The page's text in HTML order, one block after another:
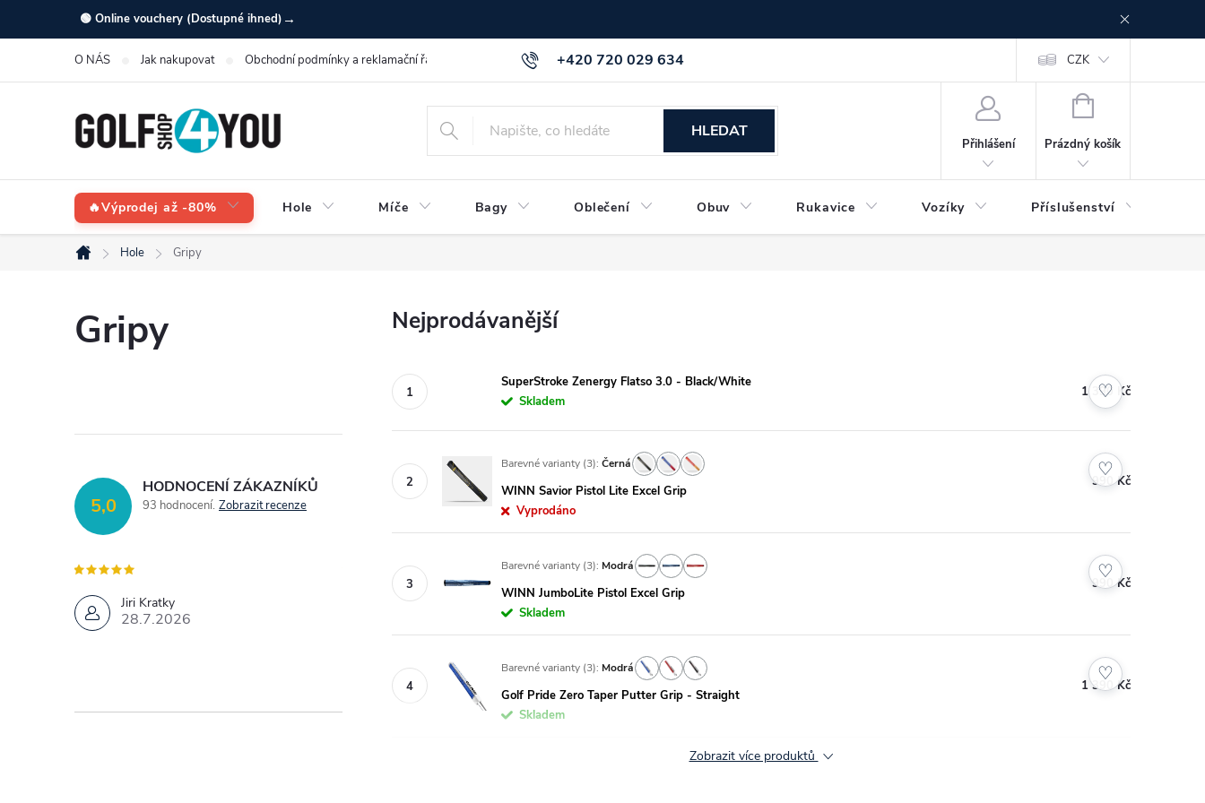
na
🟢 Online vouchery (Dostupné ihned) →
+420 720 029 634
O NÁS Jak nakupovat Obchodní podmínky a reklamační řád GDPR info a směrnice Kontakt CZK
HLEDAT
Přihlášení
NÁKUPNÍ
Prázdný košík
🔥Výprodej až -80% Hole Míče Bagy Oblečení Obuv Rukavice Vozíky Příslušenství
Domů
Hole Gripy
Gripy
o
s
t
r
a
n
5,0
HODNOCENÍ ZÁKAZNÍKŮ
93 hodnocení Zobrazit recenze
Jiri Kratky
28.7.2026
Václav Suchý
Opravdu velmi ochotné a vstřícné jednání a
Lukáš
24.7.2026
Profesionální a zároveň vstřícný přístup.
23.7.2026
Nejprodávanější
SuperStroke Zenergy Flatso 3.0 - Black/White
Skladem
1 390 Kč
♡
Barevné varianty (3): Černá
WINN Savior Pistol Lite Excel Grip
Vyprodáno
990 Kč
♡
Barevné varianty (3): Modrá
WINN JumboLite Pistol Excel Grip
Skladem
990 Kč
♡
Barevné varianty (3): Modrá
Golf Pride Zero Taper Putter Grip - Straight
Skladem
1 390 Kč
♡
Zobrazit více produktů